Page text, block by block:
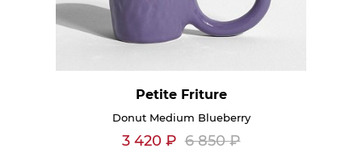
Petite Friture
Donut Medium Blueberry
3 420 ₽ 6 850₽